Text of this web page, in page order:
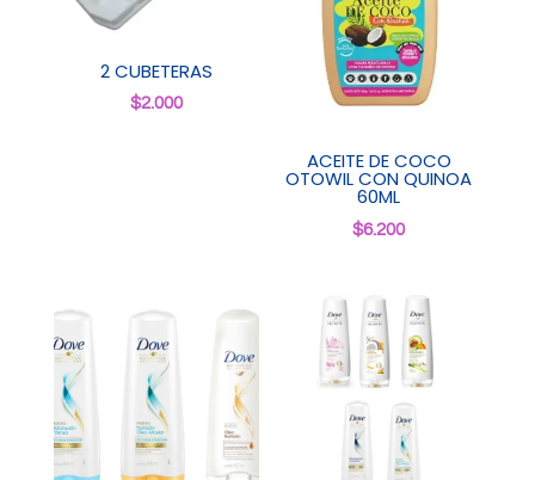
2 CUBETERAS
$2.000
ACEITE DE COCO
OTOWIL CON QUINOA
60ML
$6.200